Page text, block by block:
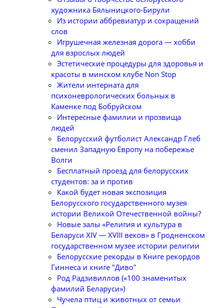
художника Бялыницкого-Бирули
Из истории аббревиатур и сокращений
слов
Игрушечная железная дорога — хобби
для взрослых людей
Эстетические процедуры для здоровья и
красоты в минском клубе Non Stop
Жители интерната для
психоневрологических больных в
Каменке под Бобруйском
Интересные фамилии и прозвища
людей
Белорусский футболист Александр Глеб
сменил Западную Европу на побережье
Волги
Бесплатный проезд для белорусских
студентов: за и против
Какой будет новая экспозиция
Белорусского государственного музея
истории Великой Отечественной войны?
Новые залы «Религия и культура в
Беларуси XIV — XVIII веков» в Гродненском
государственном музее истории религии
Белорусские рекорды в Книге рекордов
Гиннеса и книге "Диво"
Род Радзивиллов («100 знаменитых
фамилий Беларуси»)
Чучела птиц и животных от семьи